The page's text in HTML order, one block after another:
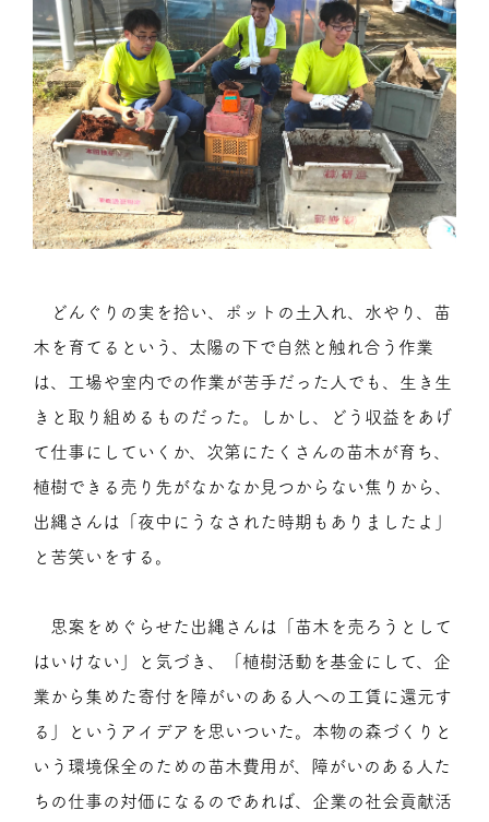
どんぐりの実を拾い、ポットの土入れ、水やり、苗
木を育てるという、太陽の下で自然と触れ合う作業
は、工場や室内での作業が苦手だった人でも、生き生
きと取り組めるものだった。しかし、どう収益をあげ
て仕事にしていくか、次第にたくさんの苗木が育ち、
植樹できる売り先がなかなか見つからない焦りから、
出縄さんは「夜中にうなされた時期もありましたよ」
と苦笑いをする。
思案をめぐらせた出縄さんは「苗木を売ろうとして
はいけない」と気づき、「植樹活動を基金にして、企
業から集めた寄付を障がいのある人への工賃に還元す
る」というアイデアを思いついた。本物の森づくりと
いう環境保全のための苗木費用が、障がいのある人た
ちの仕事の対価になるのであれば、企業の社会貢献活